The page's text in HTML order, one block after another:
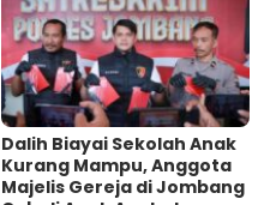
Dalih Biayai Sekolah Anak
Kurang Mampu, Anggota
Majelis Gereja di Jombang